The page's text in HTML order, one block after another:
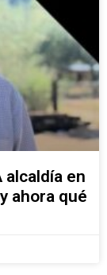
alcaldía en
ahora qué